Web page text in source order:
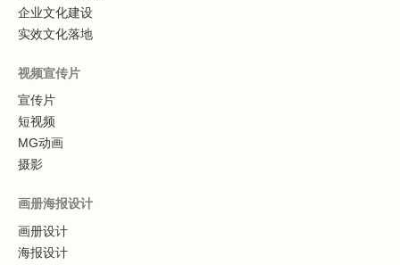
企业文化建设
实效文化落地
视频宣传片
宣传片
短视频
MG动画
摄影
画册海报设计
画册设计
海报设计